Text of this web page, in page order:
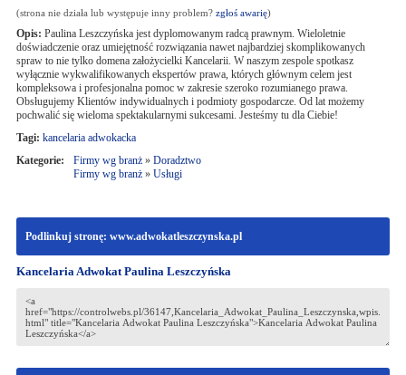
(strona nie działa lub występuje inny problem? zgłoś awarię)
Opis: Paulina Leszczyńska jest dyplomowanym radcą prawnym. Wieloletnie
doświadczenie oraz umiejętność rozwiązania nawet najbardziej skomplikowanych
spraw to nie tylko domena założycielki Kancelarii. W naszym zespole spotkasz
wyłącznie wykwalifikowanych ekspertów prawa, których głównym celem jest
kompleksowa i profesjonalna pomoc w zakresie szeroko rozumianego prawa.
Obsługujemy Klientów indywidualnych i podmioty gospodarcze. Od lat możemy
pochwalić się wieloma spektakularnymi sukcesami. Jesteśmy tu dla Ciebie!
Tagi: kancelaria adwokacka
Kategorie:
Firmy wg branż» Doradztwo
Firmy wg branż» Usługi
Podlinkuj stronę: www.adwokatleszczynska.pl
Kancelaria Adwokat Paulina Leszczyńska